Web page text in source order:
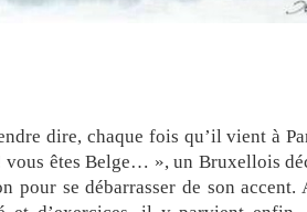
dire, chaque fois qu’il vient à
êtes Belge… », un Bruxellois
pour se débarrasser de son accent.